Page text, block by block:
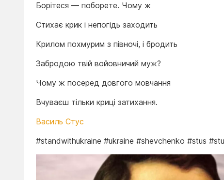
Борітеся — поборете. Чому ж
Стихає крик і непогідь заходить
Крилом похмурим з півночі, і бродить
Забродою твій войовничий муж?
Чому ж посеред довгого мовчання
Вчуваєш тільки криці затихання.
Василь Стус
#standwithukraine #ukraine #shevchenko #stus